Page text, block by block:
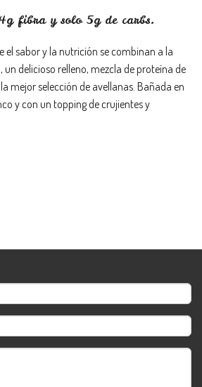
fibra y solo 5g de carbs.​
el sabor y la nutrición se combinan a la
un delicioso relleno, mezcla de proteína de
mejor selección de avellanas. Bañada en
y con un topping de crujientes y